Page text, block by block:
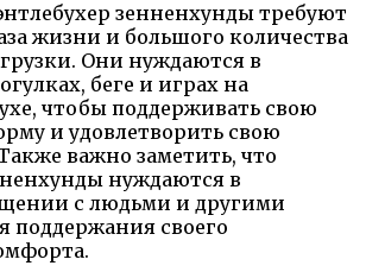
зенненхунды требуют
жизни и большого количества
Они нуждаются в
беге и играх на
чтобы поддерживать свою
и удовлетворить свою
важно заметить, что
нуждаются в
с людьми и другими
своего